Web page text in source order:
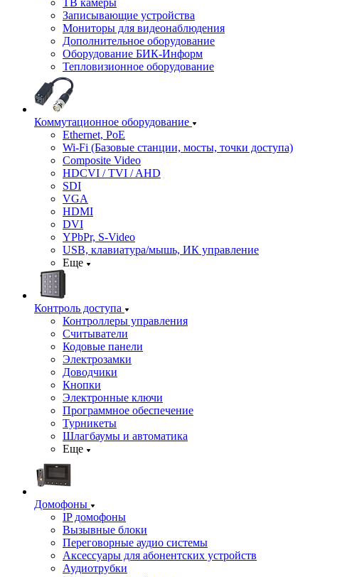
ТВ камеры
Записывающие устройства
Мониторы для видеонаблюдения
Дополнительное оборудование
Оборудование БИК-Информ
Тепловизионное оборудование
Коммутационное оборудование
Ethernet, PoE
Wi-Fi (Базовые станции, мосты, точки доступа)
Composite Video
HDCVI / TVI / AHD
SDI
VGA
HDMI
DVI
YPbPr, S-Video
USB, клавиатура/мышь, ИК управление
Еще
Контроль доступа
Контроллеры управления
Считыватели
Кодовые панели
Электрозамки
Доводчики
Кнопки
Электронные ключи
Программное обеспечение
Турникеты
Шлагбаумы и автоматика
Еще
Домофоны
IP домофоны
Вызывные блоки
Переговорные аудио системы
Аксессуары для абонентских устройств
Аудиотрубки